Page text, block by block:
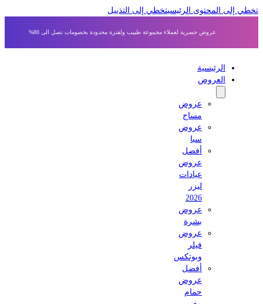
إلى المحتوى الرئيسي تخطي إلى التذييل
عروض حصرية لعملاء مجموعة طبيب ولفترة محدودة بخصومات تصل الى 80%
الرئيسية
العروض
عروض
مساج
عروض
أفضل
عروض
عيادات
عروض
بشرة
عروض
وبوتكس
أفضل
عروض
حمام